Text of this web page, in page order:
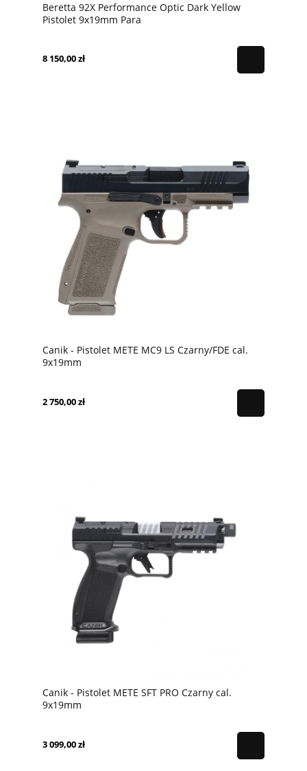
Beretta 92X Performance Optic Dark Yellow
Pistolet 9x19mm Para
8 150,00 zł
Canik - Pistolet METE MC9 LS Czarny/FDE cal.
9x19mm
2 750,00 zł
Canik - Pistolet METE SFT PRO Czarny cal.
9x19mm
3 099,00 zł